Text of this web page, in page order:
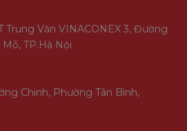
Trung Văn VINACONEX 3, Đường
TP.Hà Nội
Chinh, Phường Tân Bình,